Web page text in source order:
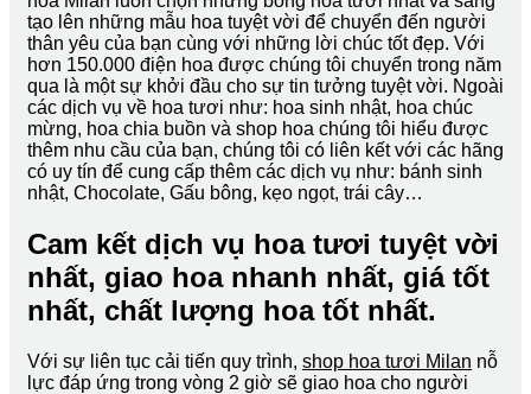
tạo lên những mẫu hoa tuyệt vời để chuyển đến người
thân yêu của bạn cùng với những lời chúc tốt đẹp. Với
hơn 150.000 điện hoa được chúng tôi chuyển trong năm
qua là một sự khởi đầu cho sự tin tưởng tuyệt vời. Ngoài
các dịch vụ về hoa tươi như: hoa sinh nhật, hoa chúc
mừng, hoa chia buồn và shop hoa chúng tôi hiểu được
thêm nhu cầu của bạn, chúng tôi có liên kết với các hãng
có uy tín để cung cấp thêm các dịch vụ như: bánh sinh
nhật, Chocolate, Gấu bông, kẹo ngọt, trái cây…
Cam kết dịch vụ hoa tươi tuyệt vời
nhất, giao hoa nhanh nhất, giá tốt
nhất, chất lượng hoa tốt nhất.
Với sự liên tục cải tiến quy trình, shop hoa tươi Milan nỗ
lực đáp ứng trong vòng 2 giờ sẽ giao hoa cho người